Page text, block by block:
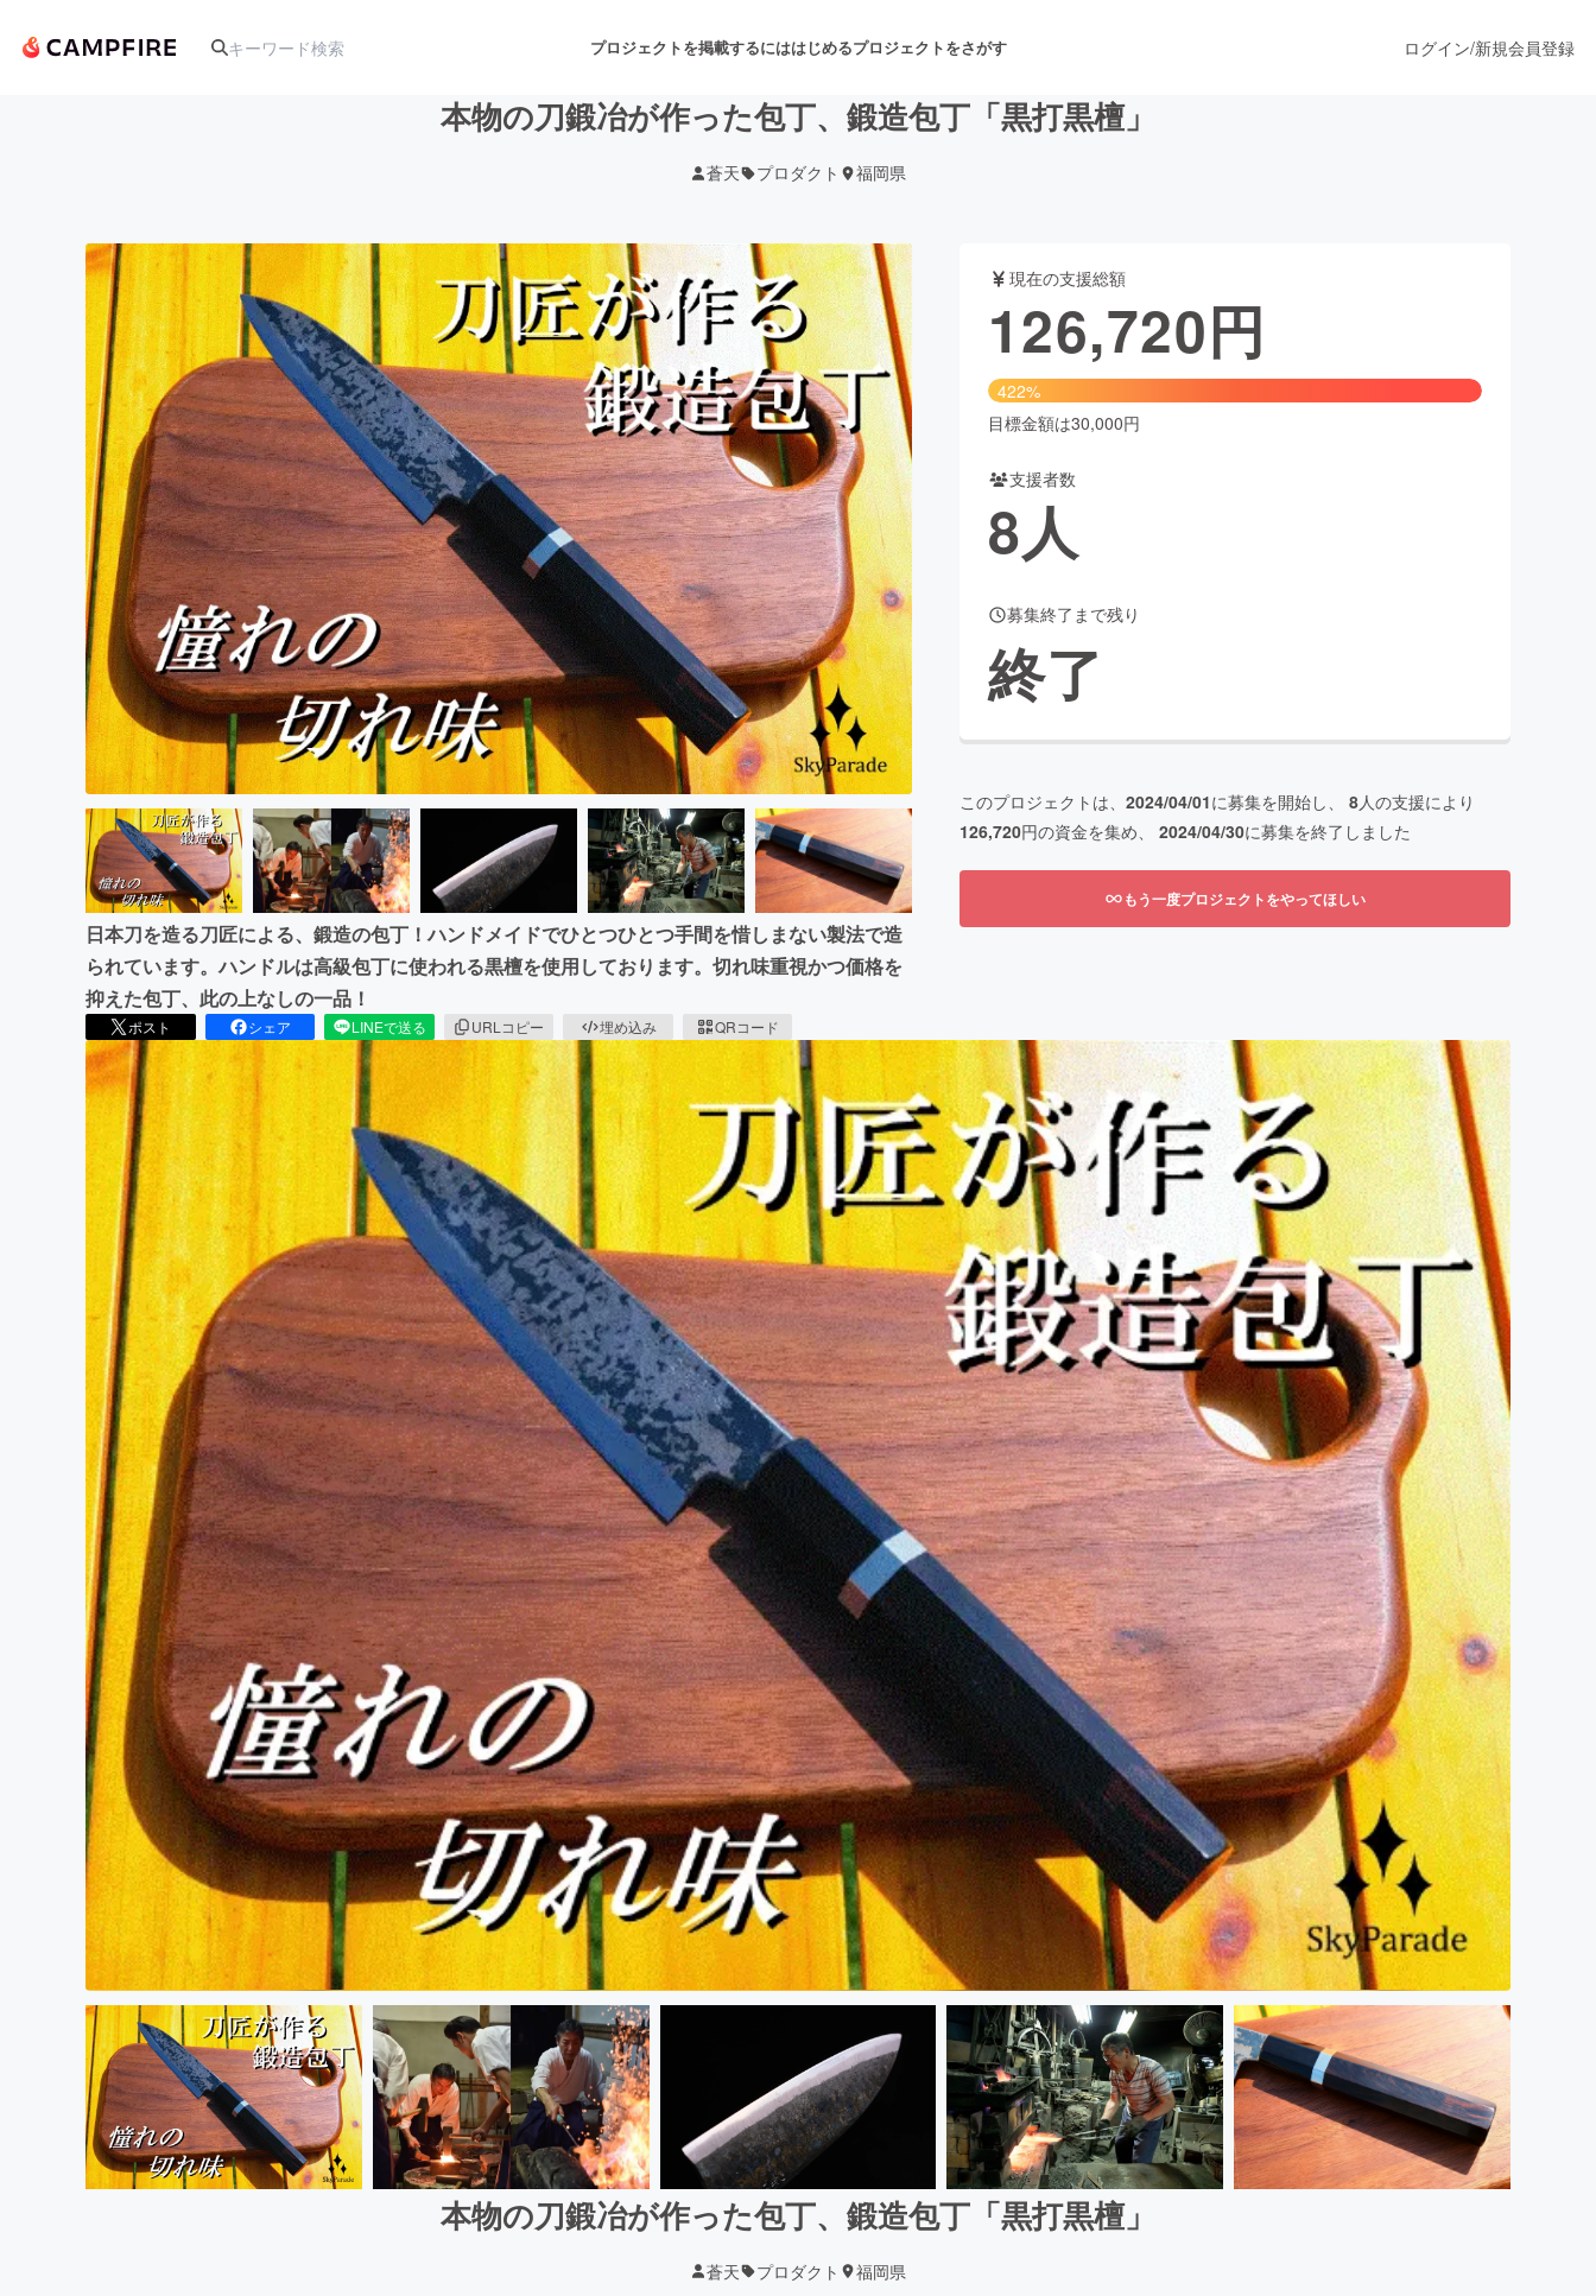
プロジェクトを掲載するにははじめるプロジェクトをさがす
アート・写真 音楽 舞台・パフォーマンス
テクノロジー・ガジェット ゲーム・サービス開発 フード・飲食店 ファッション
映像・映画 書籍・雑誌出版 アニメ・漫画
ビジネス・起業 チャレンジ ビューティー・ヘルスケア
まちづくり・地域活性化
CAMPFIRE for Social GoodCAMPFIRE Creation
CAMPFIREふるさと納税machi-yaコミュニティ
ログイン/新規会員登録
本物の刀鍛冶が作った包丁、鍛造包丁「黒打黒檀」
蒼天 プロダクト 福岡県
日本刀を造る刀匠による、鍛造の包丁！ハンドメイドでひとつひとつ手間を惜しまない製法で造
られています。ハンドルは高級包丁に使われる黒檀を使用しております。切れ味重視かつ価格を
抑えた包丁、此の上なしの一品！
ポスト シェア LINEで送る URLコピー 埋め込み QRコード
現在の支援総額
126,720円
422%
目標金額は30,000円
支援者数
8人
募集終了まで残り
終了
このプロジェクトは、 2024/04/01に募集を開始し、 8人の支援により
126,720円の資金を集め、 2024/04/30に募集を終了しました
もう一度プロジェクトをやってほしい
本物の刀鍛冶が作った包丁、鍛造包丁「黒打黒檀」
蒼天 プロダクト 福岡県